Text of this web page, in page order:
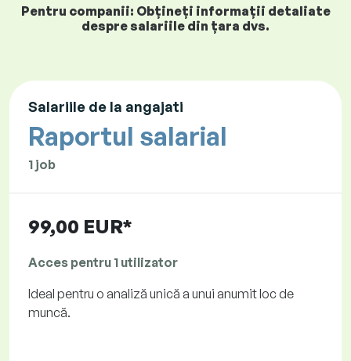
Pentru companii: Obțineți informații detaliate
despre salariile din țara dvs.
Salariile de la angajati
Raportul salarial
1 job
99,00 EUR*
Acces pentru 1 utilizator
Ideal pentru o analiză unică a unui anumit loc de
muncă.